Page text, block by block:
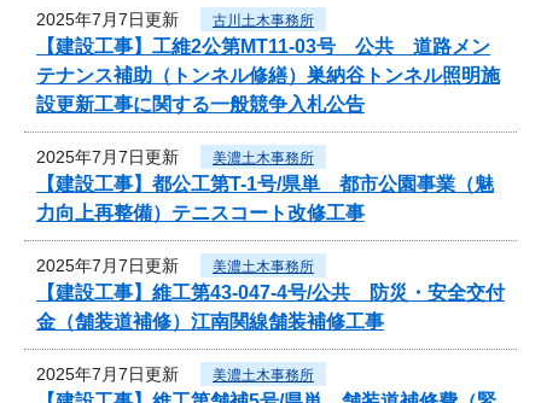
2025年7月7日更新 古川土木事務所
【建設工事】工維2公第MT11-03号 公共 道路メン
テナンス補助（トンネル修繕）巣納谷トンネル照明施
設更新工事に関する一般競争入札公告
2025年7月7日更新 美濃土木事務所
【建設工事】都公工第T-1号/県単 都市公園事業（魅
力向上再整備）テニスコート改修工事
2025年7月7日更新 美濃土木事務所
【建設工事】維工第43-047-4号/公共 防災・安全交付
金（舗装道補修）江南関線舗装補修工事
2025年7月7日更新 美濃土木事務所